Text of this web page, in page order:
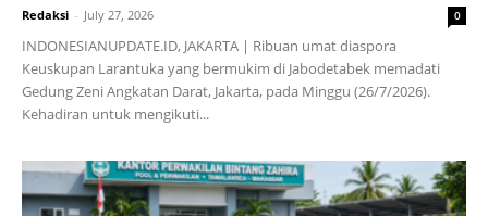
Redaksi - July 27, 2026 0
INDONESIANUPDATE.ID, JAKARTA | Ribuan umat diaspora
Keuskupan Larantuka yang bermukim di Jabodetabek memadati
Gedung Zeni Angkatan Darat, Jakarta, pada Minggu (26/7/2026).
Kehadiran untuk mengikuti...